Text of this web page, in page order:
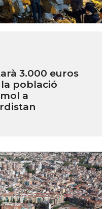
3.000 euros
població
a